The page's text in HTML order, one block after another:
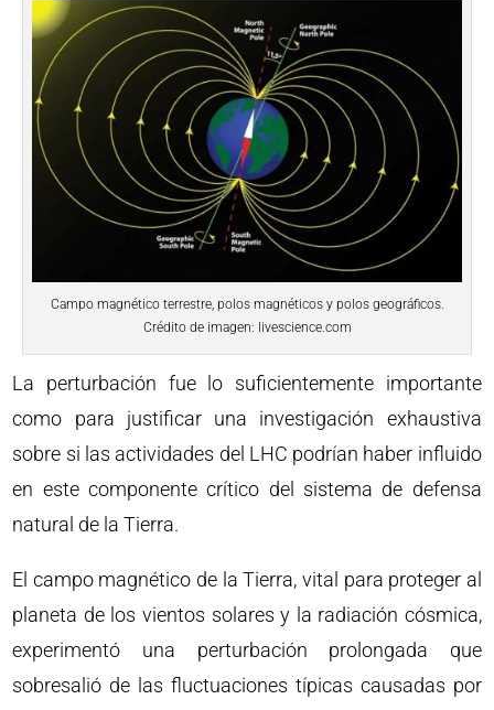
Campo magnético terrestre, polos magnéticos y polos geográficos.
Crédito de imagen: livescience.com
La perturbación fue lo suficientemente importante
como para justificar una investigación exhaustiva
sobre si las actividades del LHC podrían haber influido
en este componente crítico del sistema de defensa
natural de la Tierra.
El campo magnético de la Tierra, vital para proteger al
planeta de los vientos solares y la radiación cósmica,
experimentó una perturbación prolongada que
sobresalió de las fluctuaciones típicas causadas por